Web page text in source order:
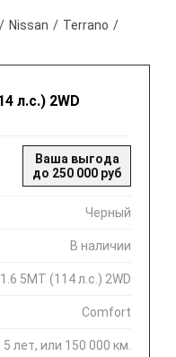
Nissan
Terrano
л.с.) 2WD
Ваша выгода
до 250 000 руб
Черный
В наличии
1.6 5МТ (114 л.с.) 2WD
Comfort
5 лет, или 150 000 км.